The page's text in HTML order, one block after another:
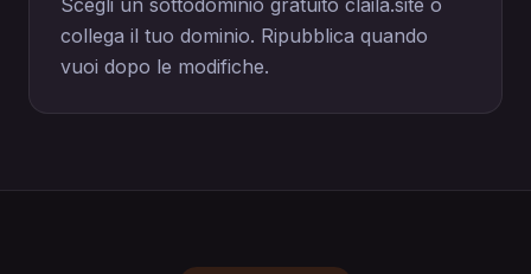
Scegli un sottodominio gratuito claila.site o
collega il tuo dominio. Ripubblica quando
vuoi dopo le modifiche.